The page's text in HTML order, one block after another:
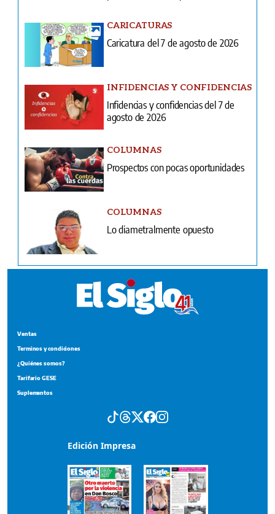
CARICATURAS
Caricatura del 7 de agosto de 2026
INFIDENCIAS Y CONFIDENCIAS
Infidencias y confidencias del 7 de
agosto de 2026
COLUMNAS
Prospectos con pocas oportunidades
COLUMNAS
Lo diametralmente opuesto
Ventas
Terminos y condiciones
¿Quiénes somos?
Tarifario GESE
Suplementos
Edición Impresa